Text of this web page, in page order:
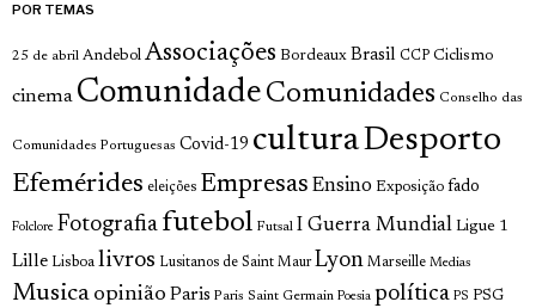
POR TEMAS
25 de abril Andebol Associações Bordeaux Brasil CCP Ciclismo
cinema Comunidade Comunidades Conselho das
Comunidades Portuguesas Covid-19 culturaDesporto
Efemérides eleições Empresas Ensino Exposição fado
Folclore Fotografia futebol Futsal I Guerra Mundial Ligue 1
Lille Lisboa livros Lusitanos de Saint Maur Lyon Marseille Medias
Musica opinião Paris Paris Saint Germain Poesia política PS PSG